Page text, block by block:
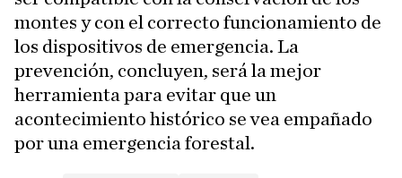
montes y con el correcto funcionamiento de
los dispositivos de emergencia. La
prevención, concluyen, será la mejor
herramienta para evitar que un
acontecimiento histórico se vea empañado
por una emergencia forestal.